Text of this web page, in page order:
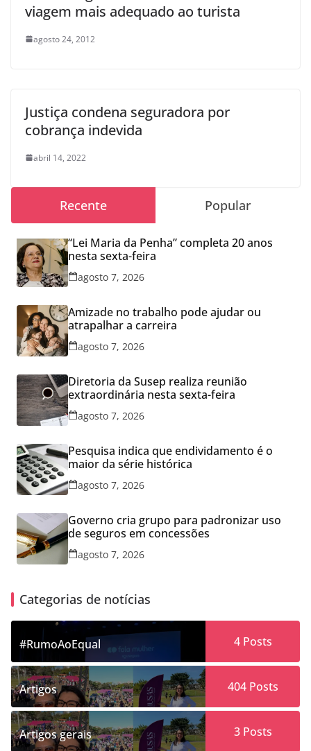
viagem mais adequado ao turista
agosto 24, 2012
Justiça condena seguradora por
cobrança indevida
abril 14, 2022
Recente Popular
“Lei Maria da Penha” completa 20 anos
nesta sexta-feira
agosto 7, 2026
Amizade no trabalho pode ajudar ou
atrapalhar a carreira
agosto 7, 2026
Diretoria da Susep realiza reunião
extraordinária nesta sexta-feira
agosto 7, 2026
Pesquisa indica que endividamento é o
maior da série histórica
agosto 7, 2026
Governo cria grupo para padronizar uso
de seguros em concessões
agosto 7, 2026
Categorias de notícias
#RumoAoEqual 4Posts
Artigos 404Posts
Artigos gerais 3Posts